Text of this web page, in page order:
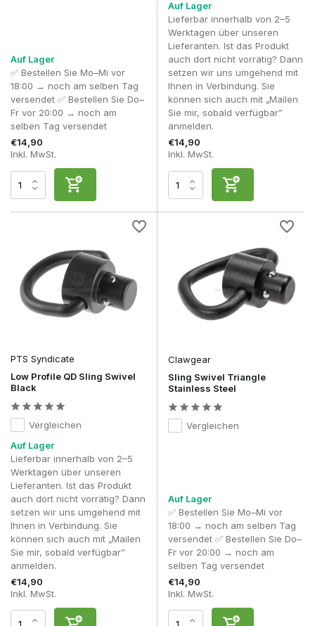
Auf Lager
✅ Bestellen Sie Mo–Mi vor
18:00 → noch am selben Tag
versendet ✅ Bestellen Sie Do–
Fr vor 20:00 → noch am
selben Tag versendet
€14,90
Inkl. MwSt.
Auf Lager
Lieferbar innerhalb von 2–5
Werktagen über unseren
Lieferanten. Ist das Produkt
auch dort nicht vorrätig? Dann
setzen wir uns umgehend mit
Ihnen in Verbindung. Sie
können sich auch mit „Mailen
Sie mir, sobald verfügbar”
anmelden.
€14,90
Inkl. MwSt.
PTS Syndicate
Low Profile QD Sling Swivel
Black
Vergleichen
Auf Lager
Lieferbar innerhalb von 2–5
Werktagen über unseren
Lieferanten. Ist das Produkt
auch dort nicht vorrätig? Dann
setzen wir uns umgehend mit
Ihnen in Verbindung. Sie
können sich auch mit „Mailen
Sie mir, sobald verfügbar”
anmelden.
€14,90
Inkl. MwSt.
Clawgear
Sling Swivel Triangle
Stainless Steel
Vergleichen
Auf Lager
✅ Bestellen Sie Mo–Mi vor
18:00 → noch am selben Tag
versendet ✅ Bestellen Sie Do–
Fr vor 20:00 → noch am
selben Tag versendet
€14,90
Inkl. MwSt.